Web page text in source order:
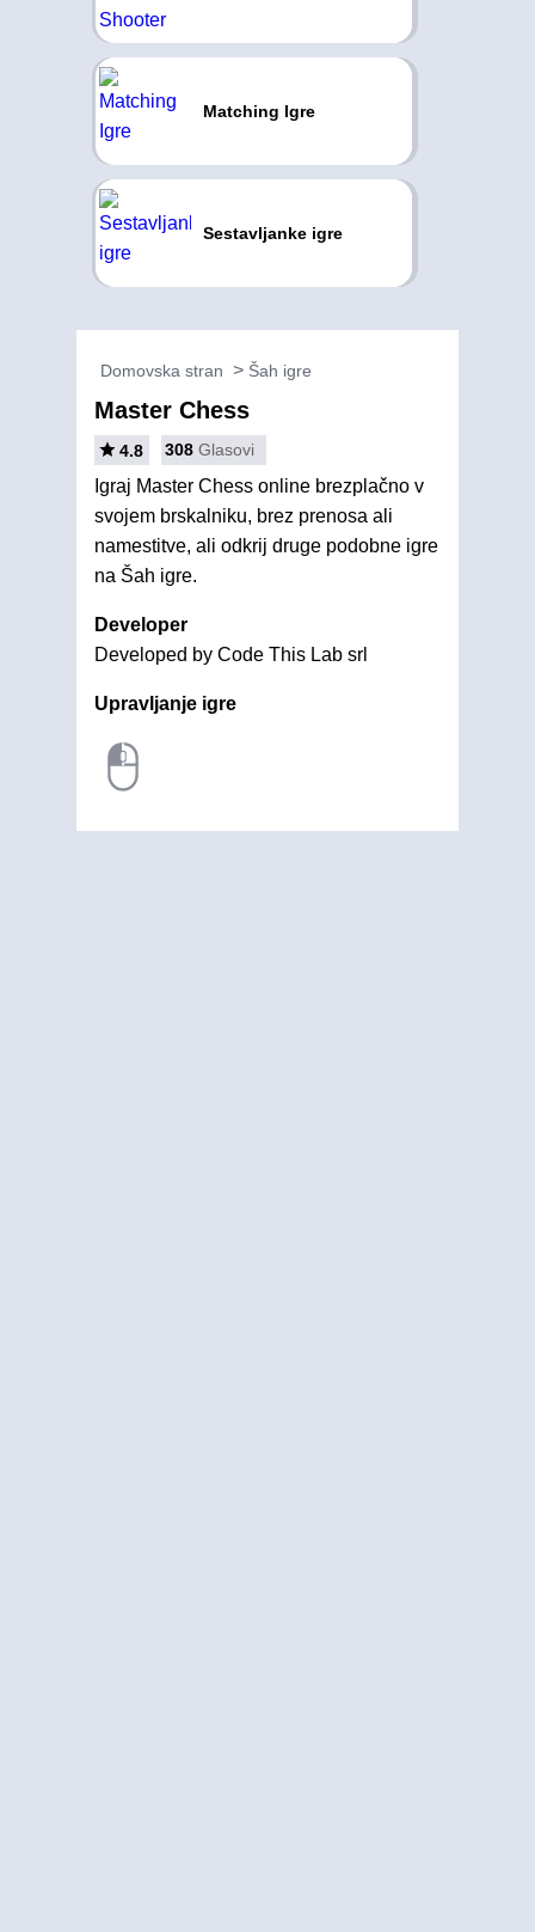
Matching Igre
Sestavljanke igre
Domovska stran Šah igre
Master Chess
4.8 308 Glasovi
Igraj Master Chess online brezplačno v
svojem brskalniku, brez prenosa ali
namestitve, ali odkrij druge podobne igre
na Šah igre.
Developer
Developed by Code This Lab srl
Upravljanje igre